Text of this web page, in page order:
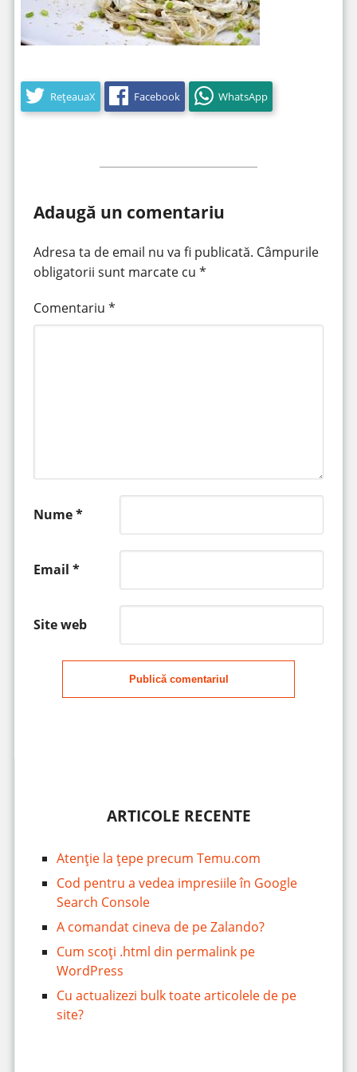
RețeauaX Facebook WhatsApp
Adaugă un comentariu
Adresa ta de email nu va fi publicată. Câmpurile
obligatorii sunt marcate cu *
Comentariu *
Nume*
Email *
Site web
Publică comentariul
ARTICOLE RECENTE
Atenție la țepe precum Temu.com
Cod pentru a vedea impresiile în Google
Search Console
A comandat cineva de pe Zalando?
Cum scoți .html din permalink pe
WordPress
Cu actualizezi bulk toate articolele de pe
site?